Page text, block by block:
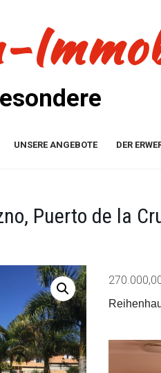
UNSERE ANGEBOTE DER
Puerto de la